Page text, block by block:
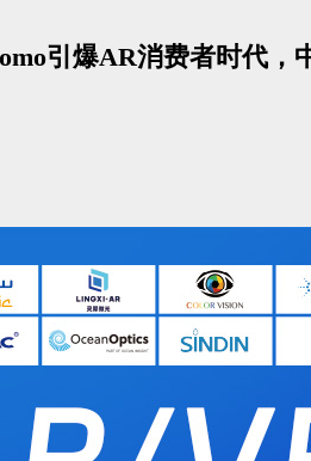
引爆AR消费者时代，